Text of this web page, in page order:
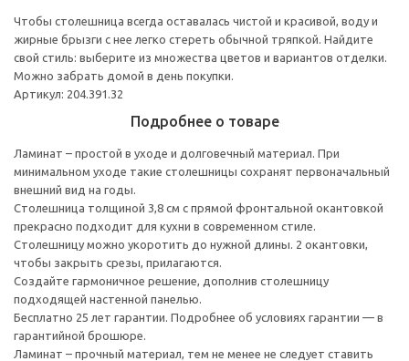
Чтобы столешница всегда оставалась чистой и красивой, воду и
жирные брызги с нее легко стереть обычной тряпкой. Найдите
свой стиль: выберите из множества цветов и вариантов отделки.
Можно забрать домой в день покупки.
Артикул: 204.391.32
Подробнее о товаре
Ламинат – простой в уходе и долговечный материал. При
минимальном уходе такие столешницы сохранят первоначальный
внешний вид на годы.
Столешница толщиной 3,8 см с прямой фронтальной окантовкой
прекрасно подходит для кухни в современном стиле.
Столешницу можно укоротить до нужной длины. 2 окантовки,
чтобы закрыть срезы, прилагаются.
Создайте гармоничное решение, дополнив столешницу
подходящей настенной панелью.
Бесплатно 25 лет гарантии. Подробнее об условиях гарантии — в
гарантийной брошюре.
Ламинат – прочный материал, тем не менее не следует ставить